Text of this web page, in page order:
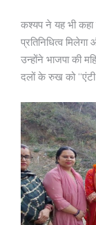
कश्यप ने यह भी कहा
प्रतिनिधित्व
उन्होंने भाजपा की
दलों के रुख को